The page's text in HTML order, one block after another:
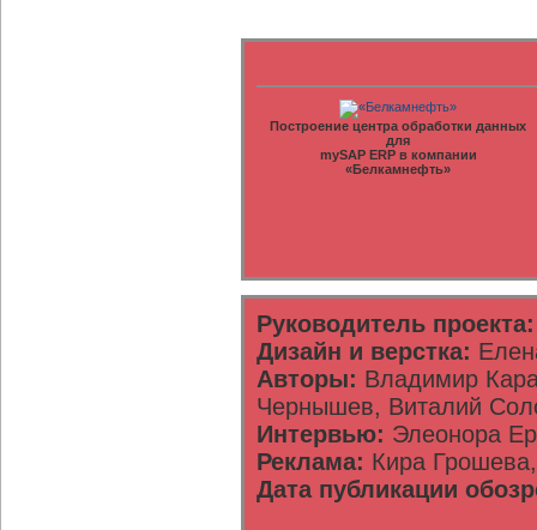
Построение центра обработки данных
для
mySAP ERP в компании
«Белкамнефть»
Руководитель проекта:
Дизайн и верстка:
Авторы: Владимир
Чернышев, Виталий
Интервью: Элеонора
Реклама: Кира
Дата публикации